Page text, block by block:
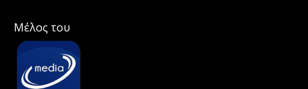
Μέλος του